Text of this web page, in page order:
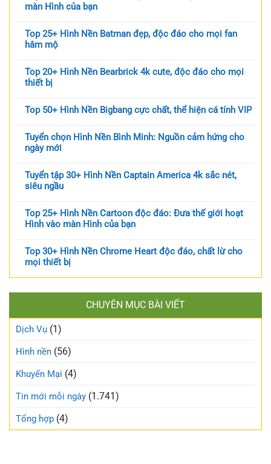
màn Hình của bạn
Top 25+ Hình Nền Batman đẹp, độc đáo cho mọi fan
hâm mộ
Top 20+ Hình Nền Bearbrick 4k cute, độc đáo cho mọi
thiết bị
Top 50+ Hình Nền Bigbang cực chất, thể hiện cá tính VIP
Tuyển chọn Hình Nền Bình Minh: Nguồn cảm hứng cho
ngày mới
Tuyển tập 30+ Hình Nền Captain America 4k sắc nét,
siêu ngầu
Top 25+ Hình Nền Cartoon độc đáo: Đưa thế giới hoạt
Hình vào màn Hình của bạn
Top 30+ Hình Nền Chrome Heart độc đáo, chất lừ cho
mọi thiết bị
CHUYÊN MỤC BÀI VIẾT
Dịch Vụ (1)
Hình nền (56)
Khuyến Mại (4)
Tin mới mỗi ngày (1.741)
Tổng hợp (4)